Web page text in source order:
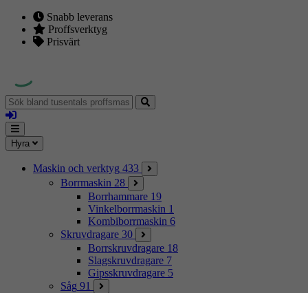
Snabb leverans
Proffsverktyg
Prisvärt
Sök
bland
tusentals
proffsmaskiner
Logga
in
Mina
sidor
Meny
Hyra
Maskin och verktyg 433
Borrmaskin 28
Borrhammare 19
Vinkelborrmaskin 1
Kombiborrmaskin 6
Skruvdragare 30
Borrskruvdragare 18
Slagskruvdragare 7
Gipsskruvdragare 5
Såg 91